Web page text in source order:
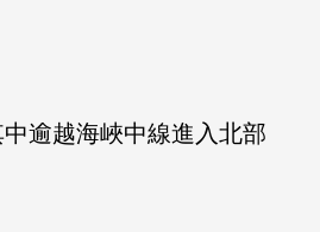
逾越海峽中線進入北部